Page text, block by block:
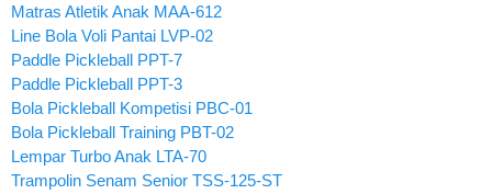
Matras Atletik Anak MAA-612
Line Bola Voli Pantai LVP-02
Paddle Pickleball PPT-7
Paddle Pickleball PPT-3
Bola Pickleball Kompetisi PBC-01
Bola Pickleball Training PBT-02
Lempar Turbo Anak LTA-70
Trampolin Senam Senior TSS-125-ST